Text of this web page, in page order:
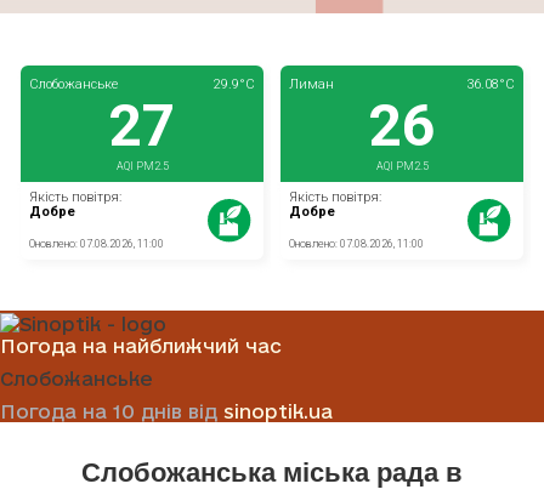
Погода на найближчий час
Слобожанське
Погода на 10 днів від sinoptik.ua
Слобожанська міська рада в